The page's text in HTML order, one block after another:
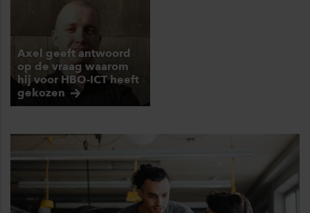
Axel geeft antwoord
op de vraag waarom
hij voor HBO-ICT heeft
gekozen